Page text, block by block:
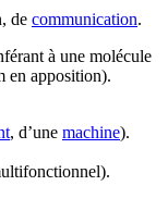
de communication.
à une molécule
en apposition).
, d’une machine).